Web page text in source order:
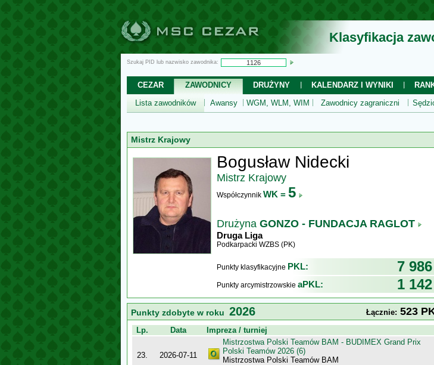
Klasyfikacja
Szukaj PID lub nazwisko zawodnika:
CEZAR ZAWODNICY DRUŻYNY KALENDARZ I WYNIKI
Lista zawodników
Awansy WGM, WLM, WIM Zawodnicy zagraniczni
Mistrz Krajowy
Bogusław Nidecki
Mistrz Krajowy
Współczynnik WK = 5
Drużyna GONZO - FUNDACJA RAGLOT
Druga Liga
Podkarpacki WZBS (PK)
Punkty klasyfikacyjne PKL: 7 986
Punkty arcymistrzowskie aPKL: 1 142
Punkty zdobyte w roku 2026 Łącznie: 523
Lp. Data Impreza / turniej
23. 2026-07-11
Mistrzostwa Polski Teamów BAM - BUDIMEX Grand Prix
Polski Teamów 2026 (6)
Mistrzostwa Polski Teamów BAM